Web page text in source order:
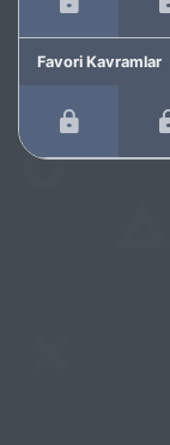
Favori Kavramlar